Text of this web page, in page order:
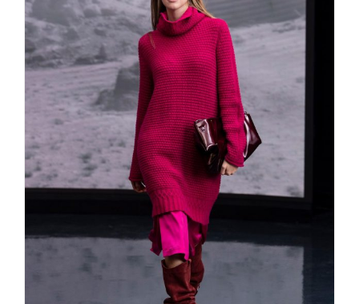
MARC CAIN Fashion Film spring
2021